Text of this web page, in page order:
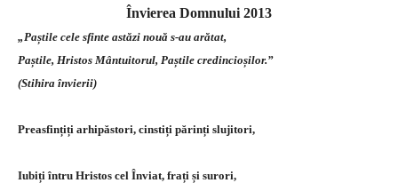
Învierea Domnului 2013
„Paștile cele sfinte astăzi nouă s-au arătat,
Paștile, Hristos Mântuitorul, Paștile credincioșilor.”
(Stihira învierii)
Preasfințiți arhipăstori, cinstiți părinți slujitori,
Iubiți întru Hristos cel Înviat, frați și surori,